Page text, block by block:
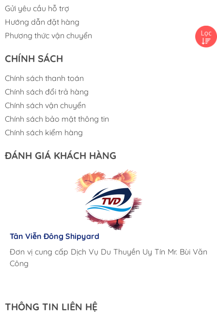
Gửi yêu cầu hỗ trợ
Hướng dẫn đặt hàng
Phương thức vận chuyển
CHÍNH SÁCH
Chính sách thanh toán
Chính sách đổi trả hàng
Chính sách vận chuyển
Chính sách bảo mật thông tin
Chính sách kiểm hàng
ĐÁNH GIÁ KHÁCH HÀNG
Tân Viễn Đông Shipyard
Đơn vị cung cấp Dịch Vụ Du Thuyền Uy Tín Mr. Bùi Văn
Công
Cung ứng sản phẩm nhanh chóng chuyên nghiệp
Chúng tôi có thể mua những sản phẩm tốt ngay tại Việt
Giá cả hợp lý, giao hàng nhanh chóng
THÔNG TIN LIÊN HỆ